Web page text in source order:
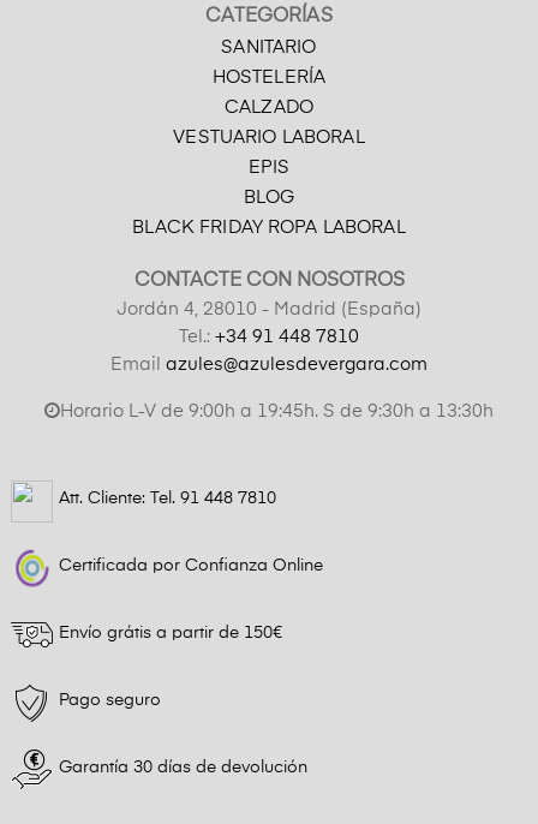
CATEGORÍAS
SANITARIO
HOSTELERÍA
CALZADO
VESTUARIO LABORAL
EPIS
BLOG
BLACK FRIDAY ROPA LABORAL
CONTACTE CON NOSOTROS
Jordán 4, 28010 - Madrid (España)
Tel.: +34 91 448 7810
Email azules@azulesdevergara.com
Horario L-V de 9:00h a 19:45h. S de 9:30h a 13:30h
Att. Cliente: Tel. 91 448 7810
Certificada por Confianza Online
Envío grátis a partir de 150€
Pago seguro
Garantía 30 días de devolución